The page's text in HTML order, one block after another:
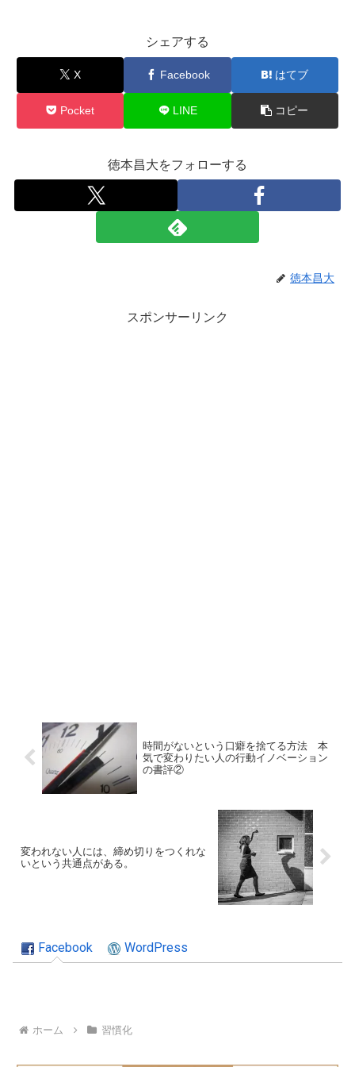
シェアする
X Facebook はてブ
Pocket LINE コピー
徳本昌大をフォローする
徳本昌大
スポンサーリンク
時間がないという口癖を捨てる方法 本
気で変わりたい人の行動イノベーション
の書評②
変われない人には、締め切りをつくれな
いという共通点がある。
Facebook WordPress
ホーム 習慣化